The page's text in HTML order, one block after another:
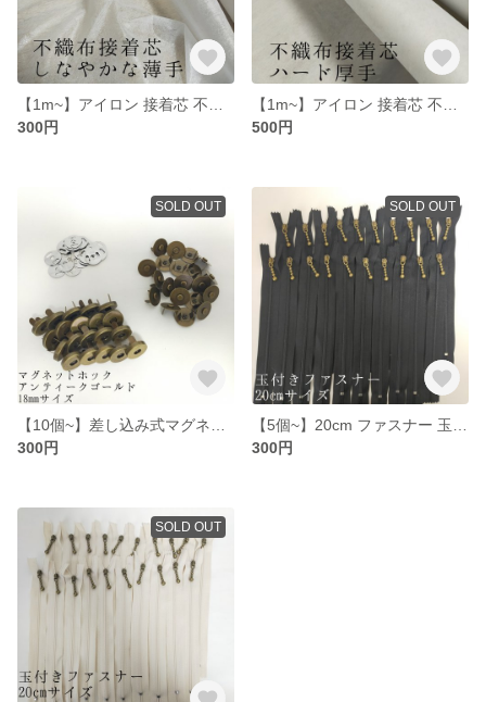
300円
500円
SOLD OUT
300円
SOLD OUT
300円
SOLD OUT